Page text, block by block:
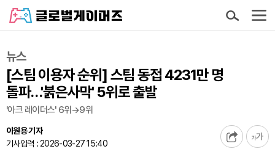
뉴스
[스팀 이용자 순위] 스팀 동접 4231만 명
돌파…'붉은사막' 5위로 출발
'아크 레이더스' 6위→9위
이원용 기자
기사입력 : 2026-03-27 15:40